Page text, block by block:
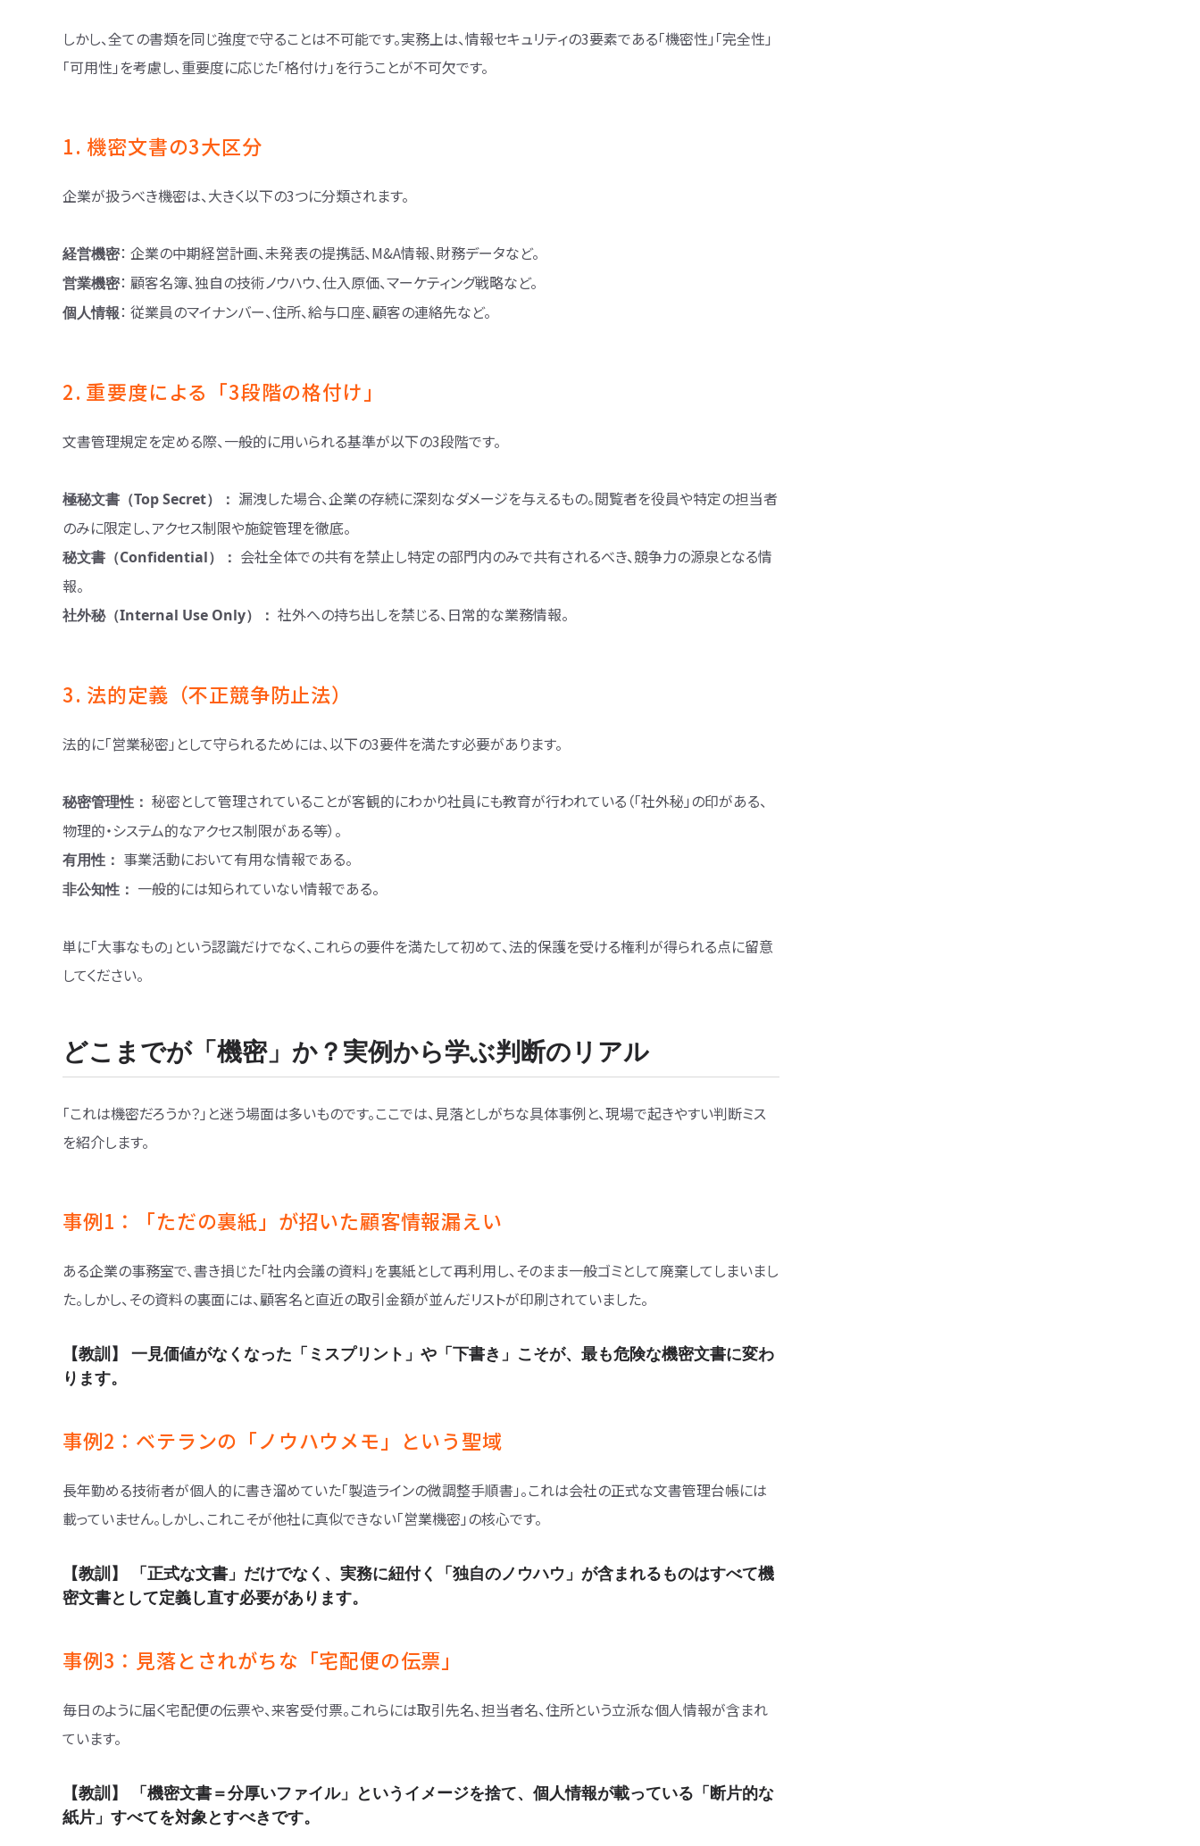
しかし、全ての書類を同じ強度で守ることは不可能です。実務上は、情報セキュリティの3要素である「機密性」「完全性」
「可用性」を考慮し、重要度に応じた「格付け」を行うことが不可欠です。
1. 機密文書の3大区分
企業が扱うべき機密は、大きく以下の3つに分類されます。
経営機密： 企業の中期経営計画、未発表の提携話、M&A情報、財務データなど。
営業機密： 顧客名簿、独自の技術ノウハウ、仕入原価、マーケティング戦略など。
個人情報： 従業員のマイナンバー、住所、給与口座、顧客の連絡先など。
2. 重要度による「3段階の格付け」
文書管理規定を定める際、一般的に用いられる基準が以下の3段階です。
極秘文書（Top Secret）： 漏洩した場合、企業の存続に深刻なダメージを与えるもの。閲覧者を役員や特定の担当者
のみに限定し、アクセス制限や施錠管理を徹底。
秘文書（Confidential）： 会社全体での共有を禁止し特定の部門内のみで共有されるべき、競争力の源泉となる情
報。
社外秘（Internal Use Only）： 社外への持ち出しを禁じる、日常的な業務情報。
3. 法的定義（不正競争防止法）
法的に「営業秘密」として守られるためには、以下の3要件を満たす必要があります。
秘密管理性： 秘密として管理されていることが客観的にわかり社員にも教育が行われている（「社外秘」の印がある、
物理的・システム的なアクセス制限がある等）。
有用性： 事業活動において有用な情報である。
非公知性： 一般的には知られていない情報である。
単に「大事なもの」という認識だけでなく、これらの要件を満たして初めて、法的保護を受ける権利が得られる点に留意
してください。
どこまでが「機密」か？実例から学ぶ判断のリアル
「これは機密だろうか？」と迷う場面は多いものです。ここでは、見落としがちな具体事例と、現場で起きやすい判断ミス
を紹介します。
事例1：「ただの裏紙」が招いた顧客情報漏えい
ある企業の事務室で、書き損じた「社内会議の資料」を裏紙として再利用し、そのまま一般ゴミとして廃棄してしまいまし
た。しかし、その資料の裏面には、顧客名と直近の取引金額が並んだリストが印刷されていました。
【教訓】 一見価値がなくなった「ミスプリント」や「下書き」こそが、最も危険な機密文書に変わ
ります。
事例2：ベテランの「ノウハウメモ」という聖域
長年勤める技術者が個人的に書き溜めていた「製造ラインの微調整手順書」。これは会社の正式な文書管理台帳には
載っていません。しかし、これこそが他社に真似できない「営業機密」の核心です。
【教訓】 「正式な文書」だけでなく、実務に紐付く「独自のノウハウ」が含まれるものはすべて機
密文書として定義し直す必要があります。
事例3：見落とされがちな「宅配便の伝票」
毎日のように届く宅配便の伝票や、来客受付票。これらには取引先名、担当者名、住所という立派な個人情報が含まれ
ています。
【教訓】 「機密文書＝分厚いファイル」というイメージを捨て、個人情報が載っている「断片的な
紙片」すべてを対象とすべきです。